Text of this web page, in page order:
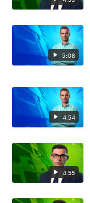
5:08
4:54
4:55